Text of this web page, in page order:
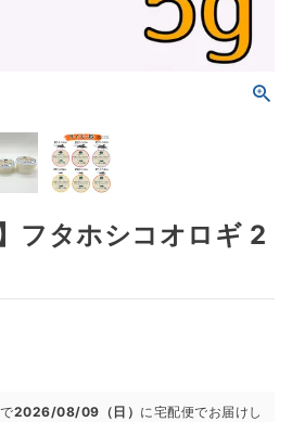
フタホシコオロギ 2
2026/08/09（日） に宅配便でお届けし